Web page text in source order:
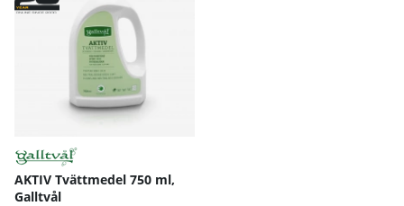
AKTIV Tvättmedel 750 ml,
Galltvål